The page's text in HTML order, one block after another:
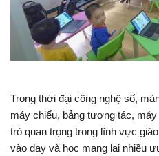
Trong thời đại công nghệ số,
máy chiếu, bảng tương tác,
trò quan trọng trong lĩnh vực
vào dạy và học mang lại nhiều